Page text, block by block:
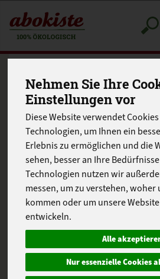
Nehmen Sie Ihre
Einstellungen vor
Diese Website verwendet
Technologien, um Ihnen ein
Erlebnis zu ermöglichen und die
sehen, besser an Ihre
Technologien nutzen wir
messen, um zu verstehen, woher
kommen oder um unsere
entwickeln.
Alle
Nur essenzielle Cookies
Balkan-
Filetstreifen